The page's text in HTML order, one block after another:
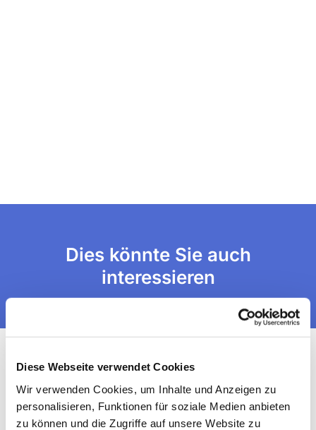
Diese Webseite verwendet Cookies
Wir verwenden Cookies, um Inhalte und Anzeigen zu
personalisieren, Funktionen für soziale Medien anbieten
zu können und die Zugriffe auf unsere Website zu
Dies könnte Sie auch
interessieren